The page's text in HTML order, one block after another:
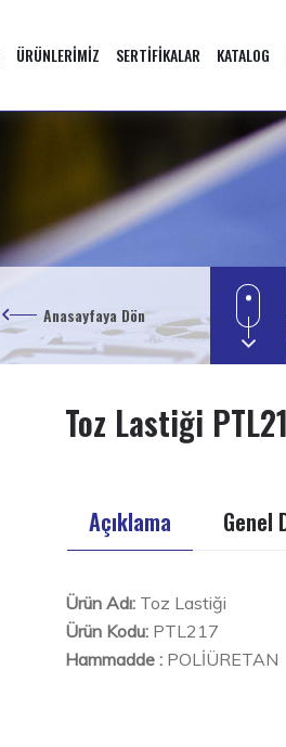
ÜRÜNLERİMİZ SERTİFİKALAR KATALOG
Anasayfaya Dön
Toz Lastiği
Açıklama Genel
Ürün Adı: Toz Lastiği
Ürün Kodu: PTL217
Hammadde : POLİÜRETAN